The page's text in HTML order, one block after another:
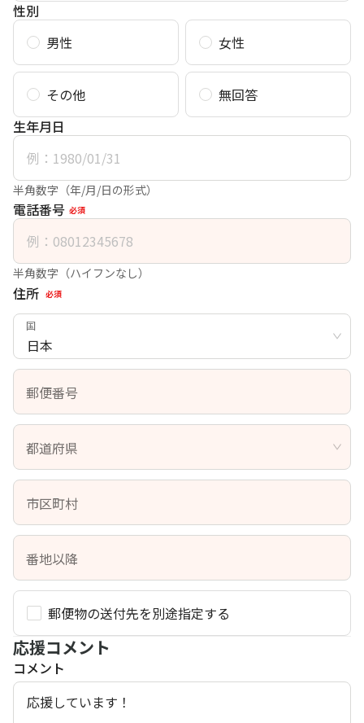
性別
男性
女性
その他
無回答
生年月日
半角数字（年/月/日の形式）
電話番号 必須
半角数字（ハイフンなし）
住所 必須
日本
国
郵便番号
都道府県
市区町村
番地以降
郵便物の送付先を別途指定する
応援コメント
コメント